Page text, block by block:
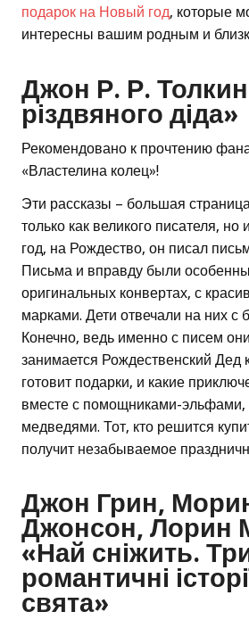
подарок на Новый год, которые
интересны вашим родным и
Джон Р. Р.
різдвяного діда»
Рекомендовано к прочтению
«Властелина колец»!
Эти рассказы – большая
только как великого писателя, но
год, на Рождество, он писал
Письма и вправду были
оригинальных конвертах, с
марками. Дети отвечали на них
Конечно, ведь именно с писем
занимается Рождественский Дед
готовит подарки, и какие
вместе с помощниками-эльфами,
медведями. Тот, кто решится
получит незабываемое
Джон Грин,
Джонсон, Лорин
«Най сніжить.
романтичні
свята»